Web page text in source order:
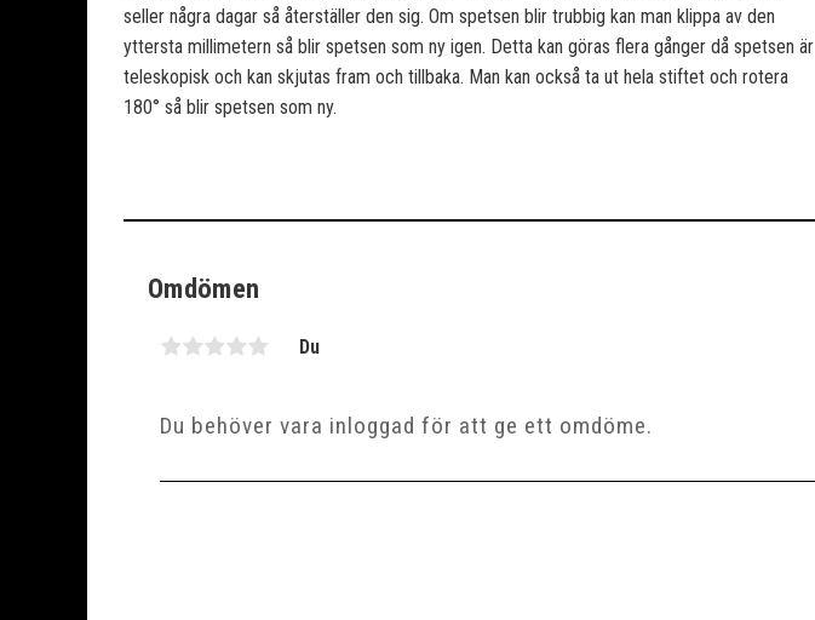
seller några dagar så återställer den sig. Om spetsen blir trubbig kan man klippa av den
yttersta millimetern så blir spetsen som ny igen. Detta kan göras flera gånger då spetsen är
teleskopisk och kan skjutas fram och tillbaka. Man kan också ta ut hela stiftet och rotera
180° så blir spetsen som ny.
Omdömen
Du